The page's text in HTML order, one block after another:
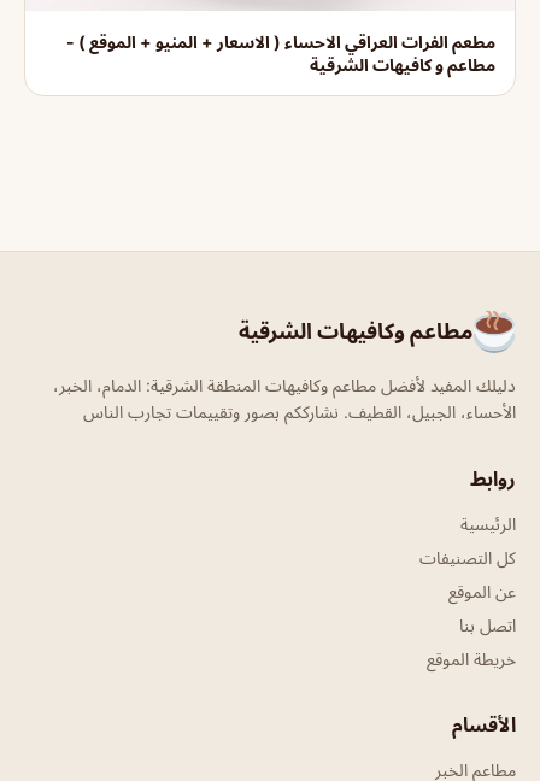
مطعم الفرات العراقي الاحساء ( الاسعار + المنيو + الموقع ) -
مطاعم و كافيهات الشرقية
مطاعم وكافيهات الشرقية
دليلك المفيد لأفضل مطاعم وكافيهات المنطقة الشرقية: الدمام، الخبر،
الأحساء، الجبيل، القطيف. نشارككم بصور وتقييمات تجارب الناس
روابط
الرئيسية
كل التصنيفات
عن الموقع
اتصل بنا
خريطة الموقع
الأقسام
مطاعم الخبر